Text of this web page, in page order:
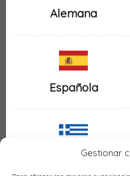
Gestionar
Alemana
Española
Griega